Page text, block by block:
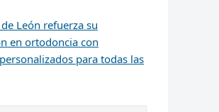
León refuerza su
en ortodoncia con
para todas las